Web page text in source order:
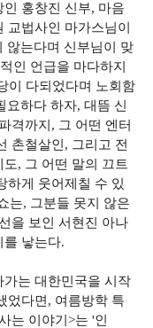
홍창진 신부, 마음
교법사인 마가스님이
않는다며 신부님이 맞
인 언급을 마다하지
이 다되었다며 노회함
하다 하자, 대뜸 신
격까지, 그 어떤 엔터
촌철살인, 그리고 전
, 그 어떤 말의 끄트
하게 웃어제칠 수 있
는, 그분들 못지 않은
을 보인 서현진 아나
를 낳는다.
는 대한민국을 시작
었다면, 여름방학 특
는 이야기>는 '인